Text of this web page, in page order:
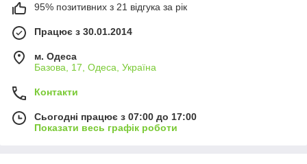
95% позитивних з 21 відгука за рік
Працює з 30.01.2014
м. Одеса
Базова, 17, Одеса, Україна
Контакти
Сьогодні працює з 07:00 до 17:00
Показати весь графік роботи